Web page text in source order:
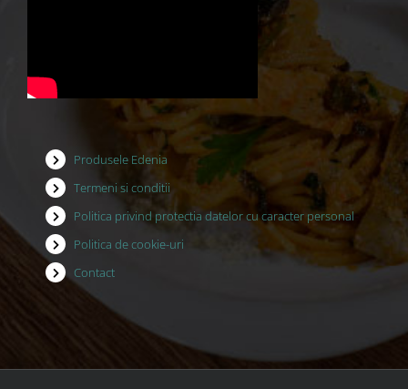
Produsele Edenia
Termeni si conditii
Politica privind protectia datelor cu caracter personal
Politica de cookie-uri
Contact